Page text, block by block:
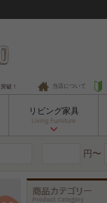
突破！ 当店について
リビング家具
Living Furniture
円〜